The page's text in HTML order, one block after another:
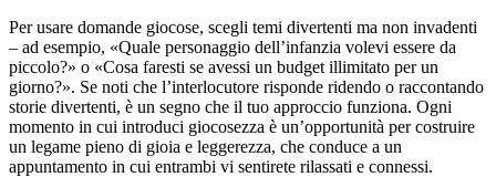
Per usare domande giocose, scegli temi divertenti ma non invadenti
– ad esempio, «Quale personaggio dell’infanzia volevi essere da
piccolo?» o «Cosa faresti se avessi un budget illimitato per un
giorno?». Se noti che l’interlocutore risponde ridendo o raccontando
storie divertenti, è un segno che il tuo approccio funziona. Ogni
momento in cui introduci giocosezza è un’opportunità per costruire
un legame pieno di gioia e leggerezza, che conduce a un
appuntamento in cui entrambi vi sentirete rilassati e connessi.